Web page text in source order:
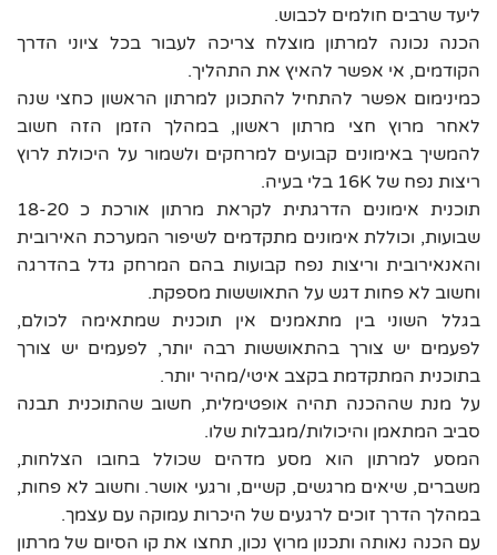
ליעד שרבים חולמים לכבוש.
הכנה נכונה למרתון מוצלח צריכה לעבור בכל ציוני הדרך
הקודמים, אי אפשר להאיץ את התהליך.
כמינימום אפשר להתחיל להתכונן למרתון הראשון כחצי שנה
לאחר מרוץ חצי מרתון ראשון, במהלך הזמן הזה חשוב
להמשיך באימונים קבועים למרחקים ולשמור על היכולת לרוץ
ריצות נפח של 16K בלי בעיה.
תוכנית אימונים הדרגתית לקראת מרתון אורכת כ 18-20
שבועות, וכוללת אימונים מתקדמים לשיפור המערכת האירובית
והאנאירובית וריצות נפח קבועות בהם המרחק גדל בהדרגה
וחשוב לא פחות דגש על התאוששות מספקת.
בגלל השוני בין מתאמנים אין תוכנית שמתאימה לכולם,
לפעמים יש צורך בהתאוששות רבה יותר, לפעמים יש צורך
בתוכנית המתקדמת בקצב איטי/מהיר יותר.
על מנת שההכנה תהיה אופטימלית, חשוב שהתוכנית תבנה
סביב המתאמן והיכולות/מגבלות שלו.
המסע למרתון הוא מסע מדהים שכולל בחובו הצלחות,
משברים, שיאים מרגשים, קשיים, ורגעי אושר. וחשוב לא פחות,
במהלך הדרך זוכים לרגעים של היכרות עמוקה עם עצמך.
עם הכנה נאותה ותכנון מרוץ נכון, תחצו את קו הסיום של מרתון